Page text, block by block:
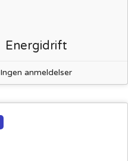
Energidrift
Ingen anmeldelser